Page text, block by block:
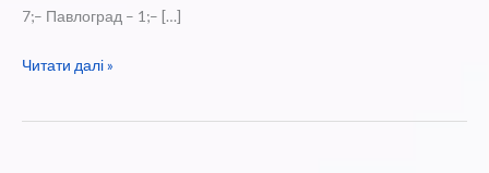
7;– Павлоград – 1;– […]
Оперативна
щодо
Читати далі »